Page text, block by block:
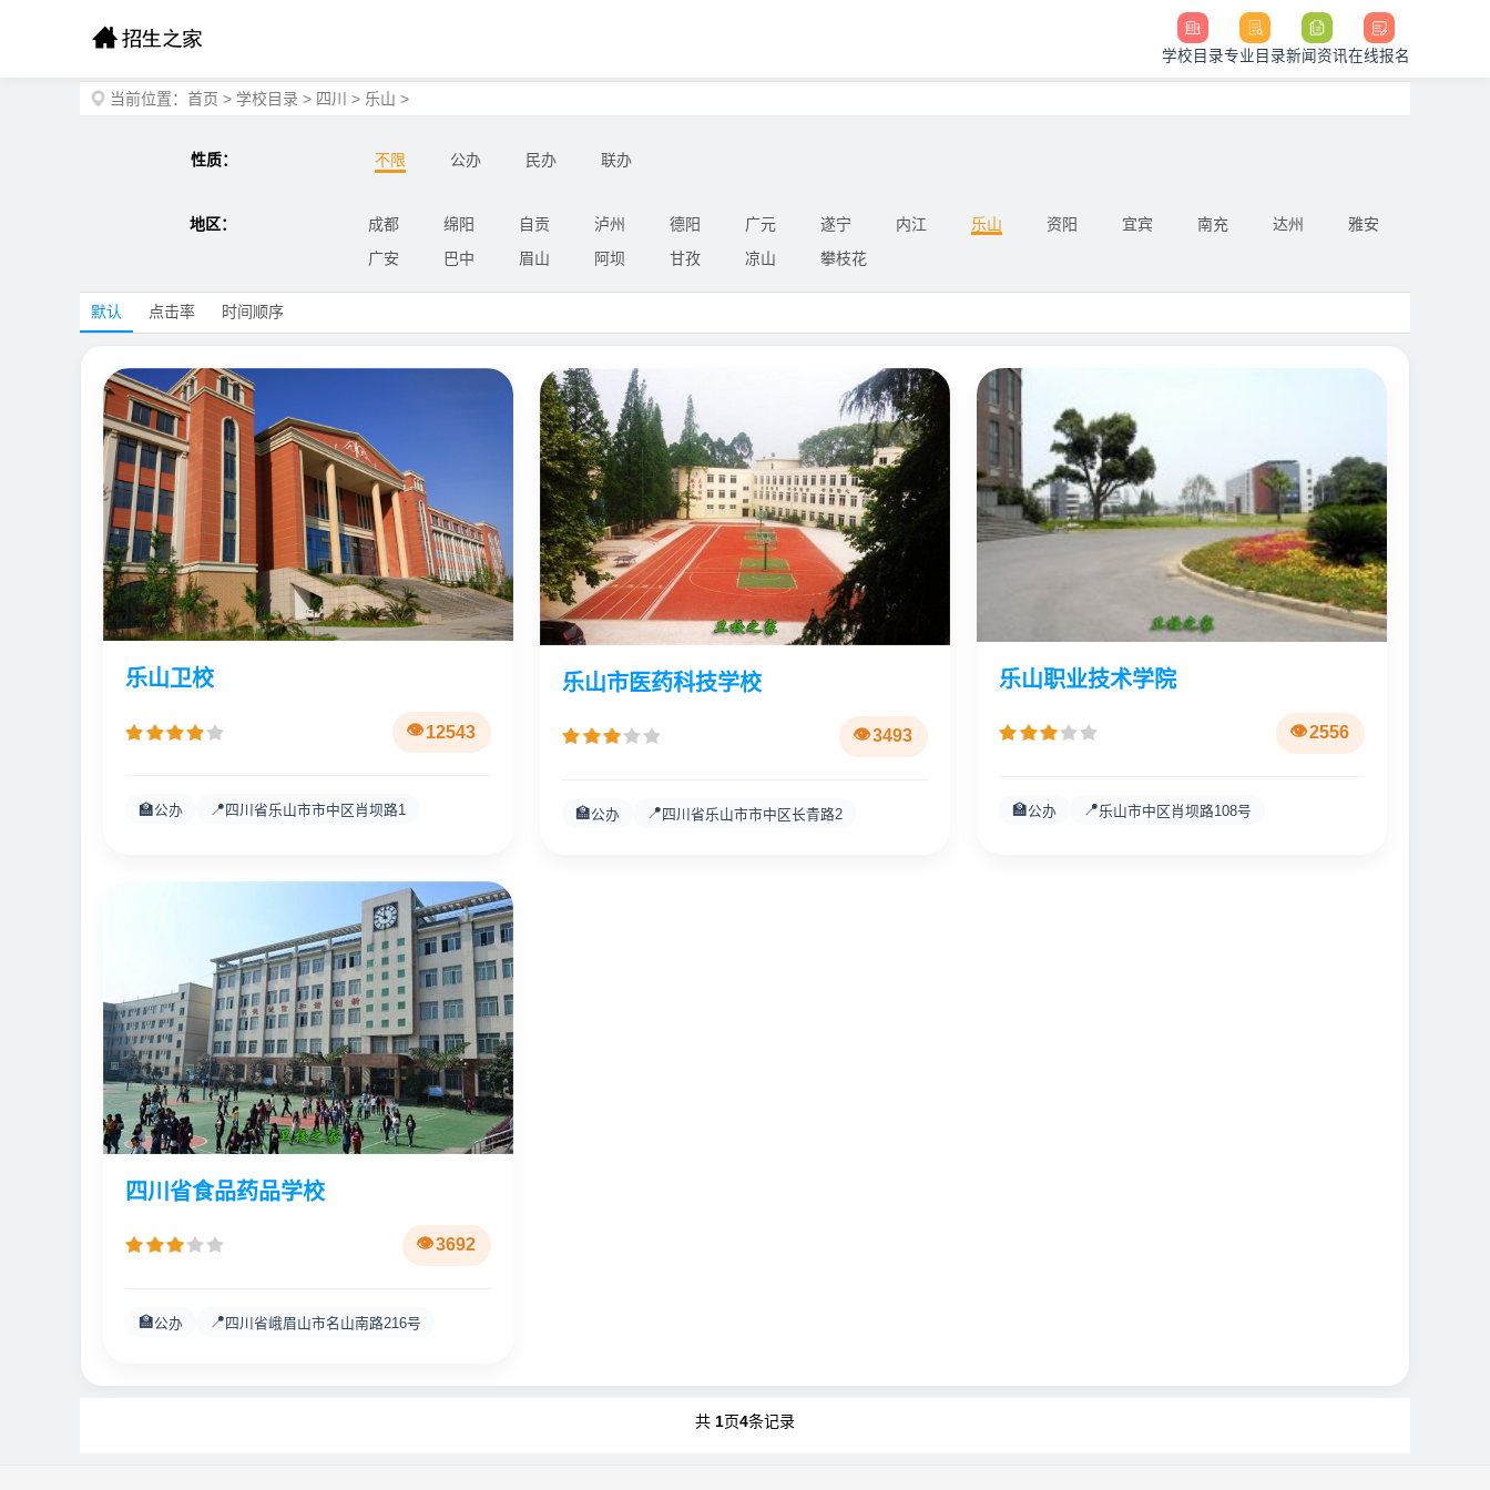
学校目录专业目录新闻资讯在线报名
当前位置： 首页 > 学校目录 > 四川 > 乐山 >
性质： 不限 公办 民办 联办
地区： 成都 绵阳 自贡 泸州 德阳 广元 遂宁 内江 乐山 资阳 宜宾 南充 达州
雅安
广安
巴中 眉山 阿坝 甘孜 凉山 攀枝花
默认 点击率 时间顺序
乐山卫校
12543
🏫公办 📍 四川省乐山市市中区肖坝路1
乐山市医药科技学校
3493
🏫公办 📍 四川省乐山市市中区长青路2
乐山职业技术学院
2556
🏫公办 📍乐山市中区肖坝路108号
四川省食品药品学校
3692
🏫公办 📍 四川省峨眉山市名山南路216号
共 1页4条记录